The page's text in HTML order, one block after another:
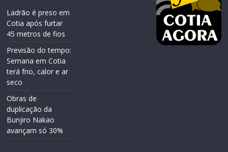
Ladrão é preso em
Cotia após furtar
45 metros de fios
Previsão do tempo:
Semana em Cotia
terá frio, calor e ar
seco
Obras de
duplicação da
Bunjiro Nakao
avançam só 30%